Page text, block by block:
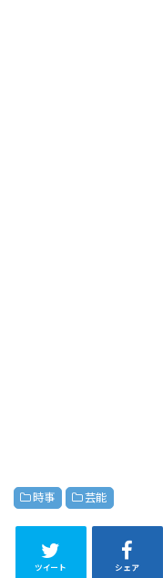
時事 芸能
ツイート シェア